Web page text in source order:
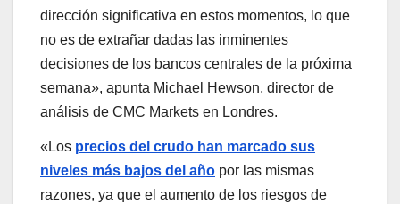
dirección significativa en estos momentos, lo que
no es de extrañar dadas las inminentes
decisiones de los bancos centrales de la próxima
semana», apunta Michael Hewson, director de
análisis de CMC Markets en Londres.
«Los precios del crudo han marcado sus
niveles más bajos del año por las mismas
razones, ya que el aumento de los riesgos de